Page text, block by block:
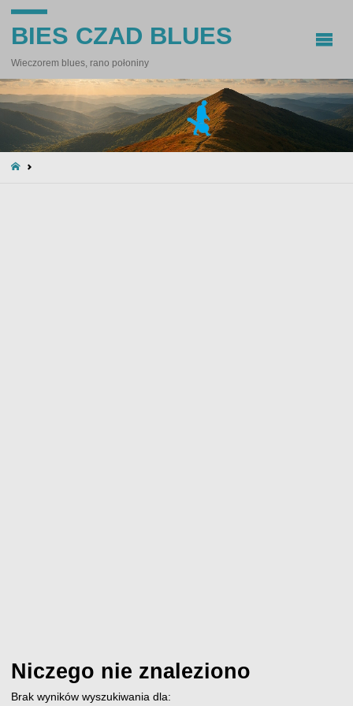
BIES CZAD BLUES
Wieczorem blues, rano połoniny
STRONA
Niczego nie znaleziono
Brak wyników wyszukiwania dla: